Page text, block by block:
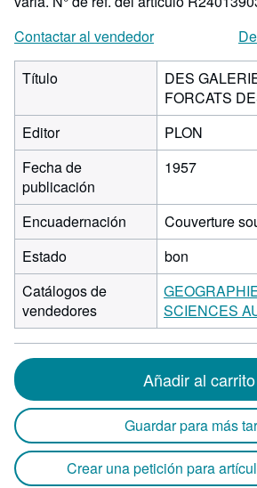
Contactar al vendedor
Título
DES
FORCATS
Editor
PLON
Fecha de
publicación
1957
Encuadernación
Couverture
Estado
bon
Catálogos de
vendedores
SCIENCES
Añadir al carrito
Guardar para más
Crear una petición para